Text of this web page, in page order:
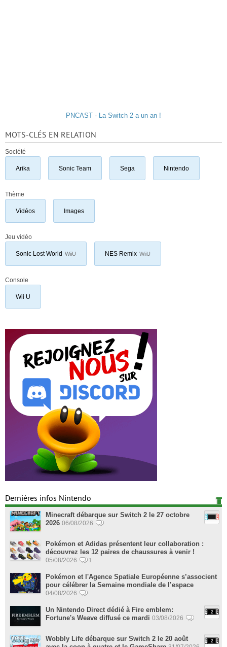
PNCAST - La Switch 2 a un an !
MOTS-CLÉS EN RELATION
Société
Arika Sonic Team Sega Nintendo
Thème
Vidéos Images
Jeu vidéo
Sonic Lost World WiiU NES Remix WiiU
Console
Wii U
Dernières infos Nintendo
Minecraft débarque sur Switch 2 le 27 octobre
2026 06/08/2026
Pokémon et Adidas présentent leur collaboration :
découvrez les 12 paires de chaussures à venir !
05/08/2026 1
Pokémon et l'Agence Spatiale Européenne s’associent
pour célébrer la Semaine mondiale de l’espace
04/08/2026
Un Nintendo Direct dédié à Fire emblem:
Fortune's Weave diffusé ce mardi 03/08/2026
Wobbly Life débarque sur Switch 2 le 20 août